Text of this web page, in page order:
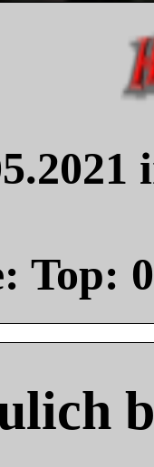
Top: 0